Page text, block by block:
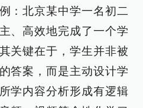
：北京某中学一名初二
、高效地完成了一个学
关键在于，学生并非被
答案，而是主动设计学
学内容分析形成有逻辑